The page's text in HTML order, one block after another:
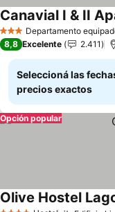
3 EstrellasDepartamento
Canavial I & II
8,8 Excelente 2.411
Seleccioná las
precios exactos
Opción popular
Olive Hostel